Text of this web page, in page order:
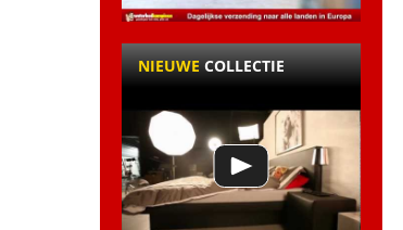
NIEUWECOLLECTIE